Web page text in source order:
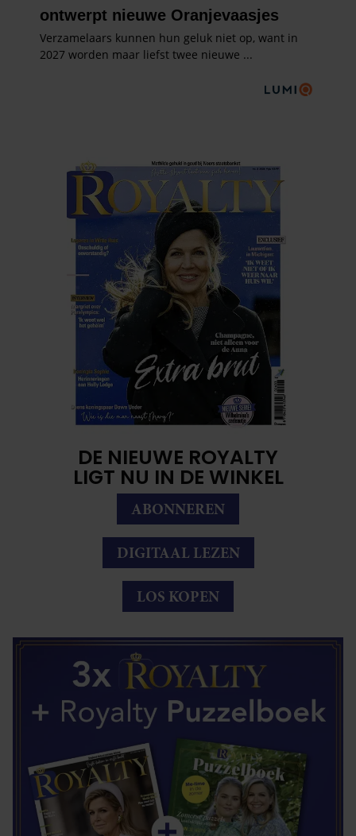
DE NIEUWE ROYALTY
LIGT NU IN DE WINKEL
ABONNEREN
DIGITAAL LEZEN
LOS KOPEN